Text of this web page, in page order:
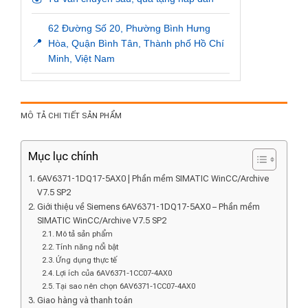
📍
62 Đường Số 20, Phường Bình Hưng
Hòa, Quận Bình Tân, Thành phố Hồ Chí
Minh, Việt Nam
MÔ TẢ CHI TIẾT SẢN PHẨM
Mục lục chính
6AV6371-1DQ17-5AX0 | Phần mềm SIMATIC WinCC/Archive
V7.5 SP2
Giới thiệu về Siemens 6AV6371-1DQ17-5AX0 – Phần mềm
SIMATIC WinCC/Archive V7.5 SP2
Mô tả sản phẩm
Tính năng nổi bật
Ứng dụng thực tế
Lợi ích của 6AV6371-1CC07-4AX0
Tại sao nên chọn 6AV6371-1CC07-4AX0
Giao hàng và thanh toán